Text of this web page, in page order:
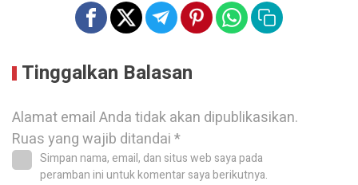
Tinggalkan Balasan
Alamat email Anda tidak akan dipublikasikan.
Ruas yang wajib ditandai*
Simpan nama, email, dan situs web saya pada
peramban ini untuk komentar saya berikutnya.